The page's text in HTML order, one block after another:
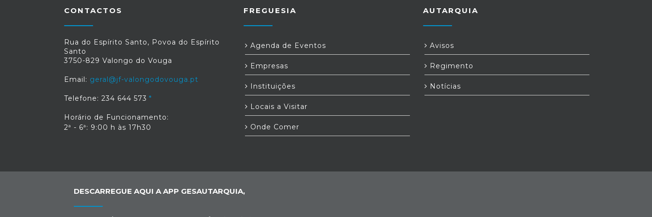
CONTACTOS
Rua do Espírito Santo, Povoa do Espírito
Santo
3750-829 Valongo do Vouga
Email: geral@jf-valongodovouga.pt
Telefone: 234 644 573
Horário de Funcionamento:
2ª - 6ª: 9:00 h às 17h30
FREGUESIA
Agenda de Eventos
Empresas
Instituições
Locais a Visitar
Onde Comer
AUTARQUIA
Avisos
Regimento
Notícias
DESCARREGUE AQUI A APP GESAUTARQUIA,